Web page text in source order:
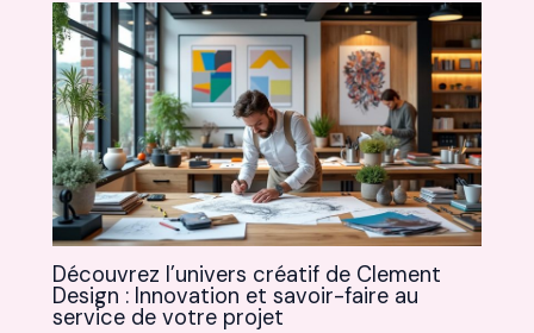
Découvrez l’univers créatif de Clement
Design : Innovation et savoir-faire au
service de votre projet